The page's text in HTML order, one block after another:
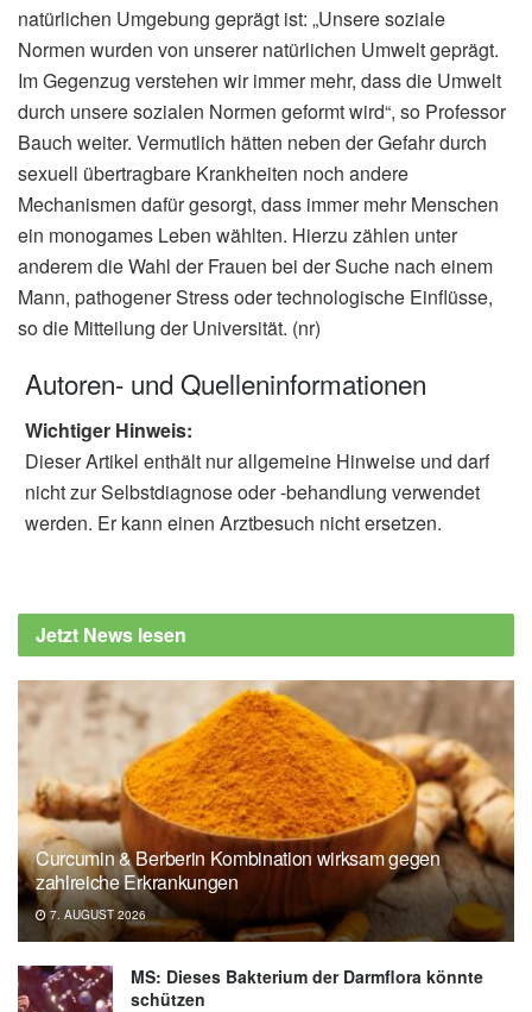
natürlichen Umgebung geprägt ist: „Unsere soziale
Normen wurden von unserer natürlichen Umwelt geprägt.
Im Gegenzug verstehen wir immer mehr, dass die Umwelt
durch unsere sozialen Normen geformt wird“, so Professor
Bauch weiter. Vermutlich hätten neben der Gefahr durch
sexuell übertragbare Krankheiten noch andere
Mechanismen dafür gesorgt, dass immer mehr Menschen
ein monogames Leben wählten. Hierzu zählen unter
anderem die Wahl der Frauen bei der Suche nach einem
Mann, pathogener Stress oder technologische Einflüsse,
so die Mitteilung der Universität. (nr)
Autoren- und Quelleninformationen
Wichtiger Hinweis:
Dieser Artikel enthält nur allgemeine Hinweise und darf
nicht zur Selbstdiagnose oder -behandlung verwendet
werden. Er kann einen Arztbesuch nicht ersetzen.
Jetzt News lesen
Curcumin & Berberin Kombination wirksam gegen
zahlreiche Erkrankungen
7. AUGUST 2026
MS: Dieses Bakterium der Darmflora könnte
schützen